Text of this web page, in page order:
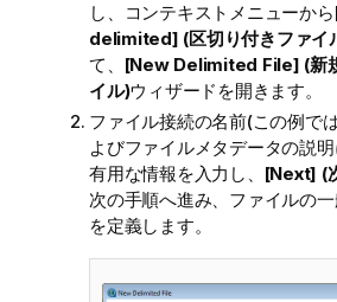
し、コンテキストメニューから
delimited] (区切り付きファイ
て、 [New Delimited File] (新
イル)ウィザードを開きます。
ファイル接続の名前(この例で
よびファイルメタデータの説
有用な情報を入力し、 [Next] (
次の手順へ進み、ファイルの
を定義します。